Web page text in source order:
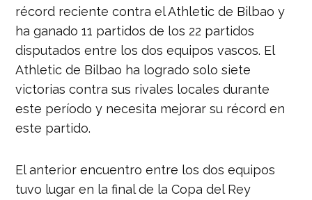
récord reciente contra el Athletic de Bilbao y
ha ganado 11 partidos de los 22 partidos
disputados entre los dos equipos vascos. El
Athletic de Bilbao ha logrado solo siete
victorias contra sus rivales locales durante
este período y necesita mejorar su récord en
este partido.
El anterior encuentro entre los dos equipos
tuvo lugar en la final de la Copa del Rey